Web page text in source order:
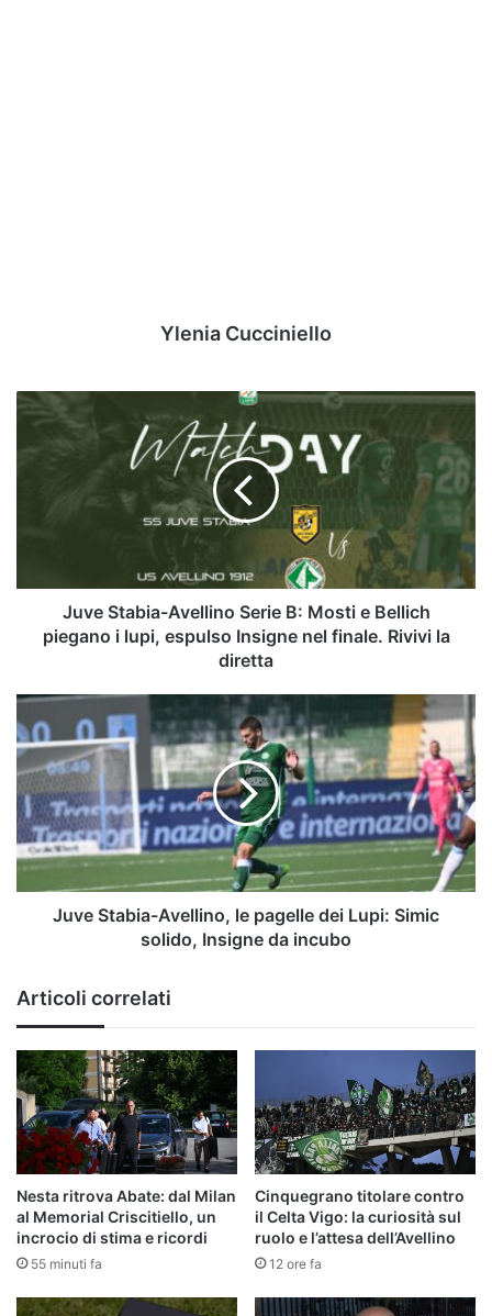
Ylenia Cucciniello
Juve
Stabia-
Avellino
piegano
nel
finale.
Rivivi
la
diretta
Juve Stabia-Avellino Serie B: Mosti e Bellich
piegano i lupi, espulso Insigne nel finale. Rivivi la
diretta
Juve
Stabia-
Avellino,
le
pagelle
dei
Lupi:
Simic
solido,
InsigneJuve Stabia-Avellino, le pagelle dei Lupi: Simic
solido, Insigne da incubo
Articoli correlati
Nesta ritrova Abate: dal Milan
al Memorial Criscitiello, un
incrocio di stima e ricordi
55 minuti fa
Cinquegrano titolare contro
il Celta Vigo: la curiosità sul
ruolo e l’attesa dell’Avellino
12 ore fa